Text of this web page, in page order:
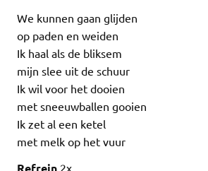
We kunnen gaan glijden
op paden en weiden
Ik haal als de bliksem
mijn slee uit de schuur
Ik wil voor het dooien
met sneeuwballen gooien
Ik zet al een ketel
met melk op het vuur
Refrein 2x